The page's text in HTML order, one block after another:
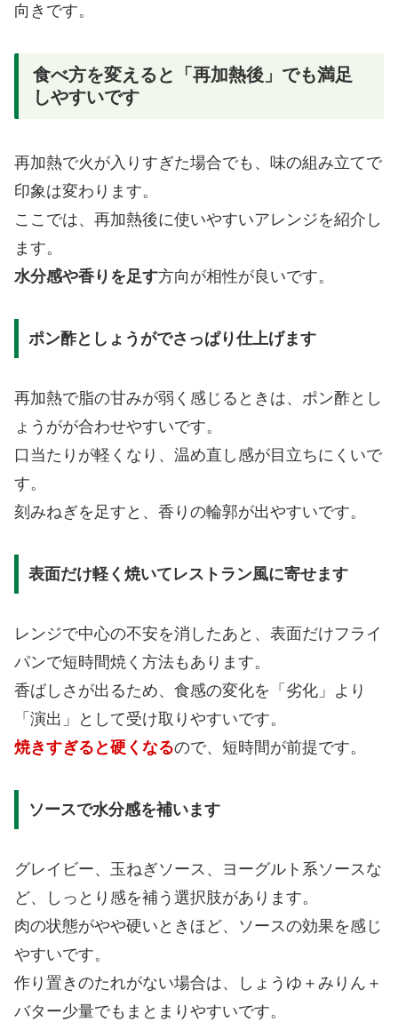
向きです。
食べ方を変えると「再加熱後」でも満足
しやすいです
再加熱で火が入りすぎた場合でも、味の組み立てで
印象は変わります。
ここでは、再加熱後に使いやすいアレンジを紹介し
ます。
水分感や香りを足す方向が相性が良いです。
ポン酢としょうがでさっぱり仕上げます
再加熱で脂の甘みが弱く感じるときは、ポン酢とし
ょうがが合わせやすいです。
口当たりが軽くなり、温め直し感が目立ちにくいで
す。
刻みねぎを足すと、香りの輪郭が出やすいです。
表面だけ軽く焼いてレストラン風に寄せます
レンジで中心の不安を消したあと、表面だけフライ
パンで短時間焼く方法もあります。
香ばしさが出るため、食感の変化を「劣化」より
「演出」として受け取りやすいです。
焼きすぎると硬くなるので、短時間が前提です。
ソースで水分感を補います
グレイビー、玉ねぎソース、ヨーグルト系ソースな
ど、しっとり感を補う選択肢があります。
肉の状態がやや硬いときほど、ソースの効果を感じ
やすいです。
作り置きのたれがない場合は、しょうゆ＋みりん＋
バター少量でもまとまりやすいです。